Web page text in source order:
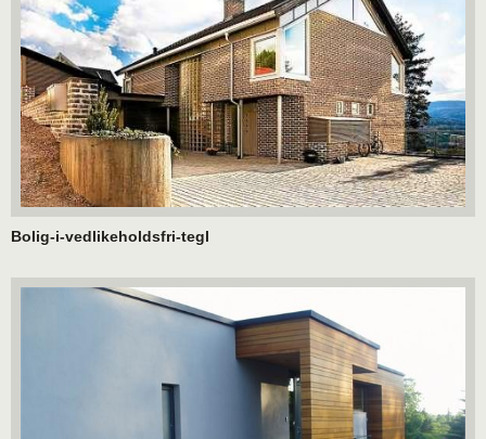
Bolig-i-vedlikeholdsfri-tegl